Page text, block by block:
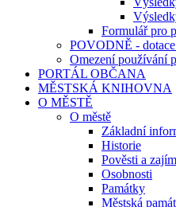
Formulář pro
POVODNĚ - dotace
Omezení používání
PORTÁL OBČANA
MĚSTSKÁ KNIHOVNA
O MĚSTĚ
O městě
Základní
Historie
Pověsti a
Osobnosti
Památky
Městská